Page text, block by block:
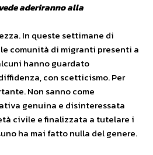
aderiranno alla
In queste settimane di
comunità di migranti presenti a
hanno guardato
con scetticismo. Per
Non sanno come
genuina e disinteressata
civile e finalizzata a tutelare i
ha mai fatto nulla del genere.